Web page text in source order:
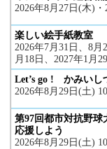
2026年8月27日(木)
楽しい絵手紙教室
2026年7月31日、8月
月18日、2027年1月
Let’s go ! かみい
2026年8月29日(土)
第97回都市対抗野
応援しよう
2026年8月29日(土)